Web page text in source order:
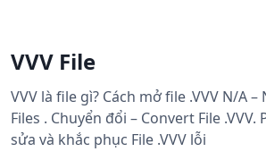
VVV File
VVV là file gì? Cách mở file .VVV N/A –
Files . Chuyển đổi – Convert File .VVV.
sửa và khắc phục File .VVV lỗi